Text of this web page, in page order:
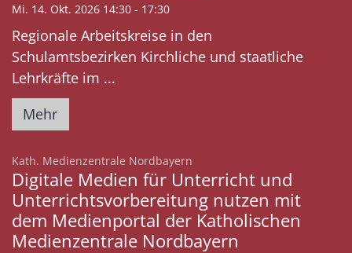
Mi. 14. Okt. 2026 14:30 - 17:30
Regionale Arbeitskreise in den
Schulamtsbezirken Kirchliche und staatliche
Lehrkräfte im ...
Mehr
Kath. Medienzentrale Nordbayern
Digitale Medien für Unterricht und
Unterrichtsvorbereitung nutzen mit
dem Medienportal der Katholischen
Medienzentrale Nordbayern